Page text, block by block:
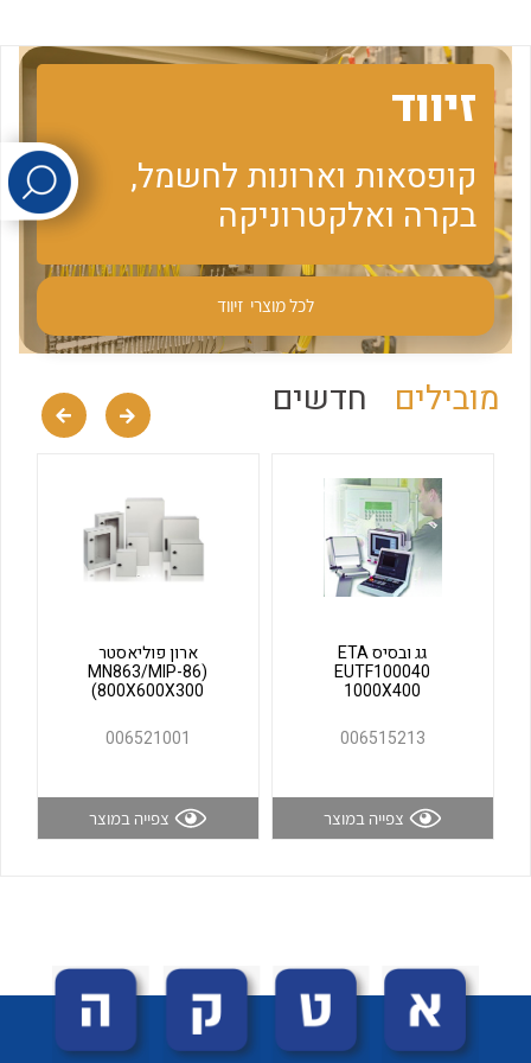
לכל מוצרי היצרן לכל מוצרי היצרן
לכל מוצרי היצרן לכל מוצרי היצרן
לכל מוצרי היצרן לכל מוצרי היצרן
זיווד
קופסאות וארונות לחשמל,
בקרה ואלקטרוניקה
לכל מוצרי זיווד
מובילים חדשים
גג ובסיס ETA
EUTF100040
1000X400
006515213
צפייה במוצר
ארון פוליאסטר
(MN863/MIP-86
(800X600X300
006521001
צפייה במוצר